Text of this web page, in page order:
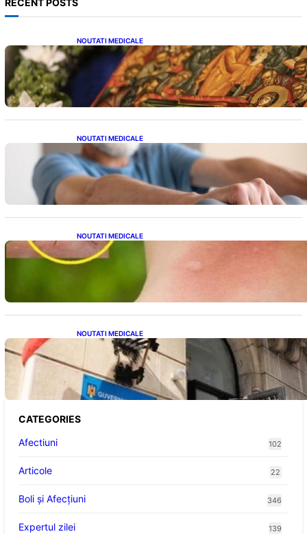
RECENT POSTS
NOUTATI MEDICALE
Postul Adormirii Maicii Domnului: Tradiții,
Superstiții și Implicații Spiritualitate în 2026
NOUTATI MEDICALE
Îmbunătățirea sănătății cardiovasculare:
Patru exerciții simple pentru reducerea
tensiunii arteriale la domiciliu
NOUTATI MEDICALE
Cum bacteriile pielii influențează atracția
țânțarilor: O nouă viziune asupra alegerii
NOUTATI MEDICALE
Investiția Ministerului Sănătății: 174 de
milioane de lei pentru modernizarea
sistemului sanitar din România
CATEGORIES
Afectiuni
102
Articole 22
Boli și Afecțiuni 346
Expertul zilei 139